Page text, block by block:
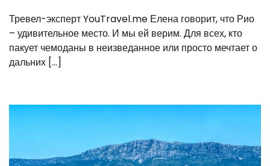
Тревел-эксперт YouTravel.me Елена говорит, что Рио
– удивительное место. И мы ей верим. Для всех, кто
пакует чемоданы в неизведанное или просто мечтает о
дальних […]